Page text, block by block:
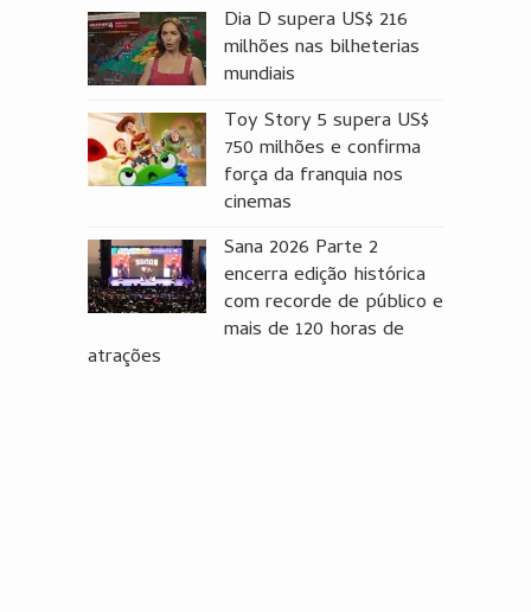
Dia D supera US$ 216
milhões nas bilheterias
mundiais
Toy Story 5 supera US$
750 milhões e confirma
força da franquia nos
cinemas
Sana 2026 Parte 2
encerra edição histórica
com recorde de público e
mais de 120 horas de
atrações